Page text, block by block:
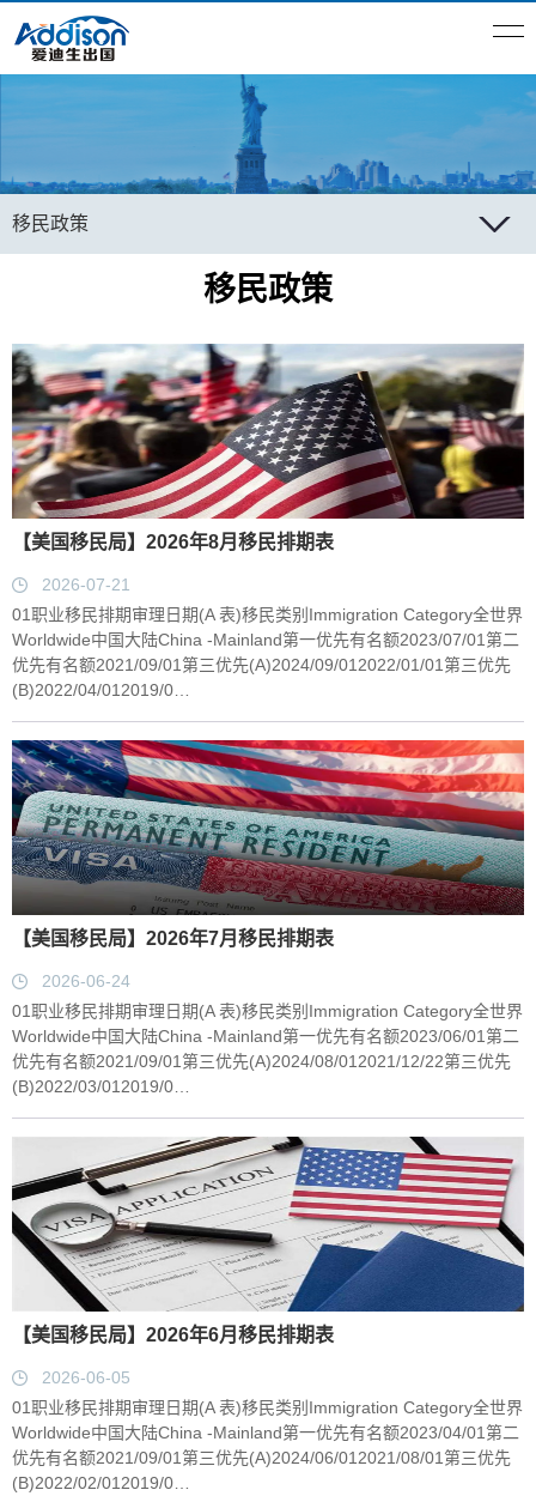
移民政策
移民政策
【美国移民局】2026年8月移民排期表
2026-07-21
01职业移民排期审理日期(A 表)移民类别Immigration Category全世界
Worldwide中国大陆China -Mainland第一优先有名额2023/07/01第二
优先有名额2021/09/01第三优先(A)2024/09/012022/01/01第三优先
(B)2022/04/012019/0…
【美国移民局】2026年7月移民排期表
2026-06-24
01职业移民排期审理日期(A 表)移民类别Immigration Category全世界
Worldwide中国大陆China -Mainland第一优先有名额2023/06/01第二
优先有名额2021/09/01第三优先(A)2024/08/012021/12/22第三优先
(B)2022/03/012019/0…
【美国移民局】2026年6月移民排期表
2026-06-05
01职业移民排期审理日期(A 表)移民类别Immigration Category全世界
Worldwide中国大陆China -Mainland第一优先有名额2023/04/01第二
优先有名额2021/09/01第三优先(A)2024/06/012021/08/01第三优先
(B)2022/02/012019/0…